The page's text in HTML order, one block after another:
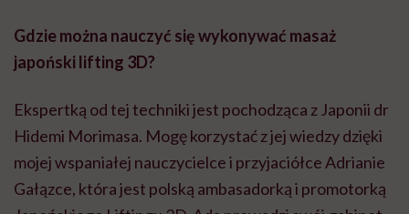
Gdzie można nauczyć się wykonywać masaż
japoński lifting 3D?
Ekspertką od tej techniki jest pochodząca z Japonii dr
Hidemi Morimasa. Mogę korzystać z jej wiedzy dzięki
mojej wspaniałej nauczycielce i przyjaciółce Adrianie
Gałązce, która jest polską ambasadorką i promotorką